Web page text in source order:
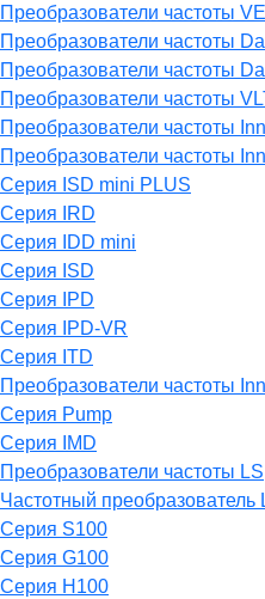
Преобразователи частоты
Преобразователи частоты
Преобразователи частоты
Преобразователи частоты
Преобразователи частоты
Преобразователи частоты
Серия ISD mini PLUS
Серия IRD
Серия IDD mini
Серия ISD
Серия IPD
Серия IPD-VR
Серия ITD
Преобразователи частоты
Серия Pump
Серия IMD
Преобразователи частоты LS
Частотный преобразователь
Серия S100
Серия G100
Серия H100